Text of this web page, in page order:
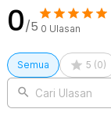
0/5 0 Ulasan
Semua 5 (0)
Cari Ulasan